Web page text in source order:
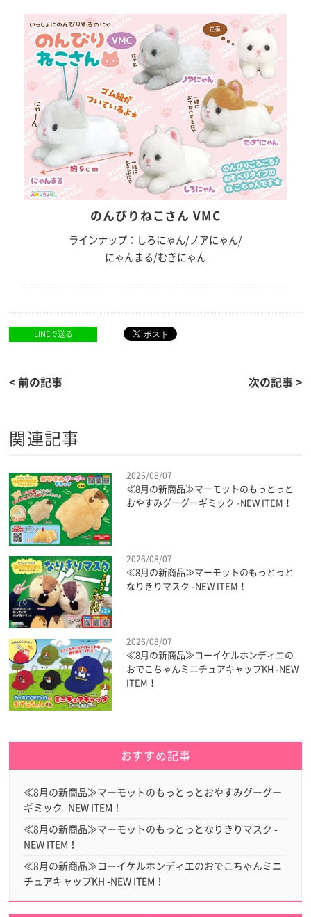
のんびりねこさん VMC
ラインナップ：しろにゃん/ノアにゃん/
にゃんまる/むぎにゃん
LINEで送る
< 前の記事 次の記事 >
関連記事
2026/08/07
≪8月の新商品≫マーモットのもっとっと
おやすみグーグーギミック -NEW ITEM！
2026/08/07
≪8月の新商品≫マーモットのもっとっと
なりきりマスク -NEW ITEM！
2026/08/07
≪8月の新商品≫コーイケルホンディエの
おでこちゃんミニチュアキャップKH -NEW
ITEM！
おすすめ記事
≪8月の新商品≫マーモットのもっとっとおやすみグーグー
ギミック -NEW ITEM！
≪8月の新商品≫マーモットのもっとっとなりきりマスク -
NEW ITEM！
≪8月の新商品≫コーイケルホンディエのおでこちゃんミニ
チュアキャップKH -NEW ITEM！